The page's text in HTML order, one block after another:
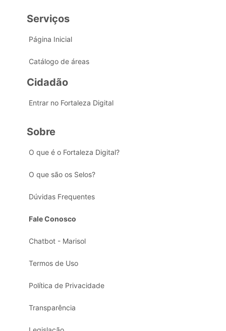
Serviços
Página Inicial
Catálogo de áreas
Cidadão
Entrar no Fortaleza Digital
Sobre
O que é o Fortaleza Digital?
O que são os Selos?
Dúvidas Frequentes
Fale Conosco
Chatbot - Marisol
Termos de Uso
Política de Privacidade
Transparência